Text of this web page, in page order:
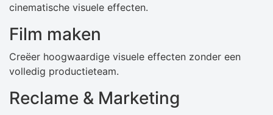
cinematische visuele effecten.
Film maken
Creëer hoogwaardige visuele effecten zonder een
volledig productieteam.
Reclame & Marketing